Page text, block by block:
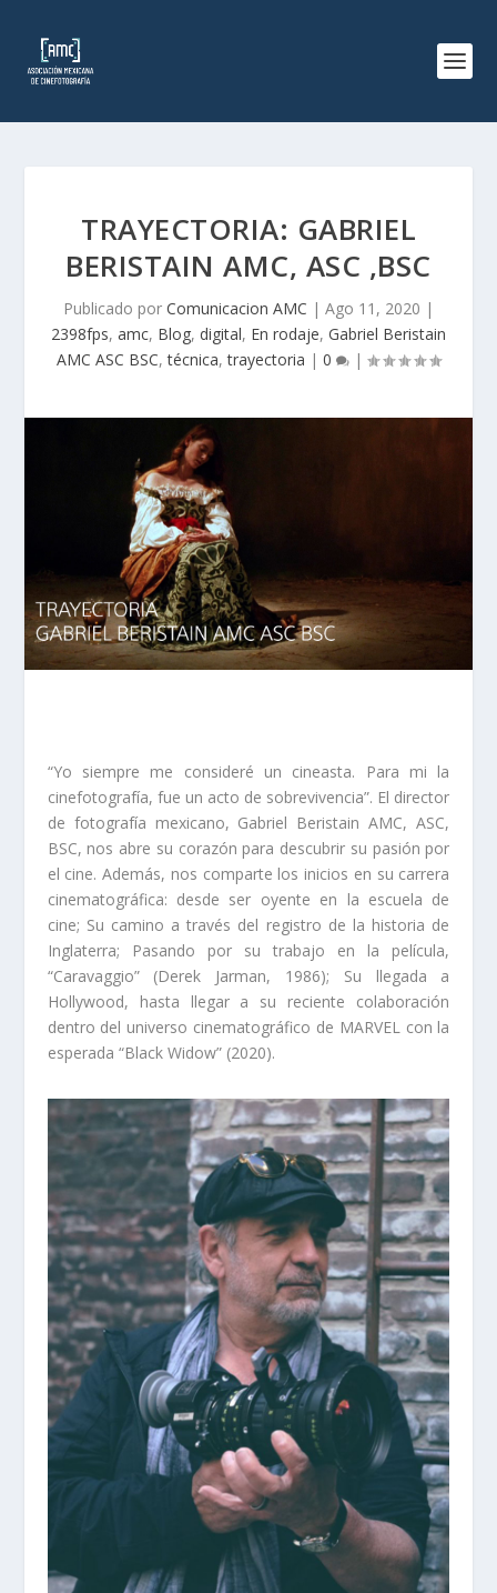
TRAYECTORIA: GABRIEL
BERISTAIN AMC, ASC ,BSC
Publicado por Comunicacion AMC | Ago 11, 2020 |
2398fps, amc, Blog, digital, En rodaje, Gabriel Beristain
AMC ASC BSC,técnica,trayectoria | 0 |
“Yo siempre me consideré un cineasta. Para mi la
cinefotografía, fue un acto de sobrevivencia”. El director
de fotografía mexicano, Gabriel Beristain AMC, ASC,
BSC, nos abre su corazón para descubrir su pasión por
el cine. Además, nos comparte los inicios en su carrera
cinematográfica: desde ser oyente en la escuela de
cine; Su camino a través del registro de la historia de
Inglaterra; Pasando por su trabajo en la película,
“Caravaggio” (Derek Jarman, 1986); Su llegada a
Hollywood, hasta llegar a su reciente colaboración
dentro del universo cinematográfico de MARVEL con la
esperada “Black Widow” (2020).